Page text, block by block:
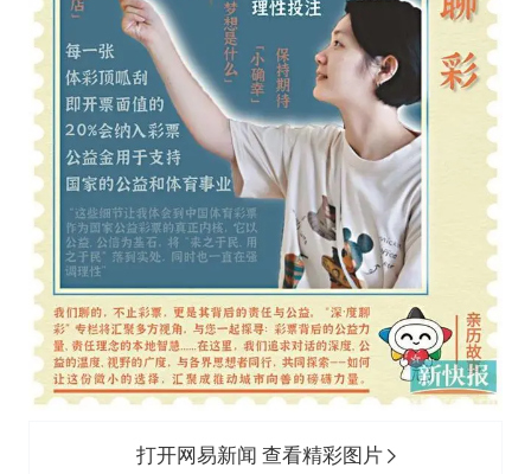
东方甄选被判赔偿江小白30万元
奋进开新局 实干挑大梁
打开网易新闻 查看精彩图片